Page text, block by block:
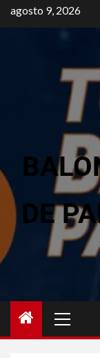
agosto 9, 2026
DE